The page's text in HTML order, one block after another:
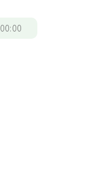
00:00